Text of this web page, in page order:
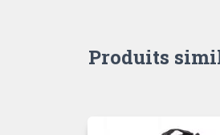
Produits